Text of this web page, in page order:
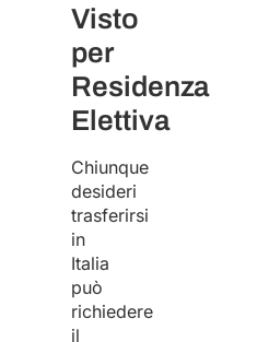
Visto
per
Residenza
Elettiva
Chiunque
desideri
trasferirsi
in
Italia
può
richiedere
il